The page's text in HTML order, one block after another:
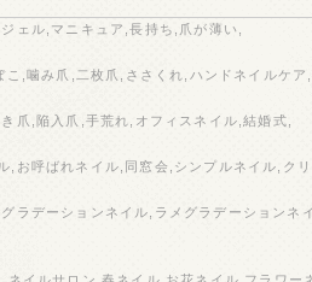
ェル,マニキュア,長持ち,爪が薄い,
こ,噛み爪,二枚爪,ささくれ,ハンドネイルケア,
爪,陥入爪,手荒れ,オフィスネイル,結婚式,
,お呼ばれネイル,同窓会,シンプルネイル,ク
ラデーションネイル,ラメグラデーションネ